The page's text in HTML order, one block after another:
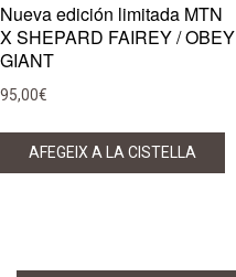
Nueva edición limitada MTN
X SHEPARD FAIREY / OBEY
GIANT
95,00€
AFEGEIX A LA CISTELLA